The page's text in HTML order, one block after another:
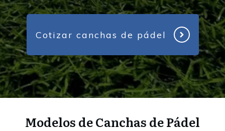
Cotizar canchas de pádel
Modelos de Canchas de Pádel